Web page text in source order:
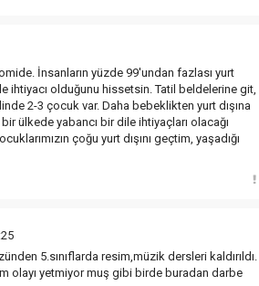
İnsanların yüzde 99'undan fazlası yurt
ihtiyacı olduğunu hissetsin. Tatil beldelerine git,
2-3 çocuk var. Daha bebeklikten yurt dışına
ülkede yabancı bir dile ihtiyaçları olacağı
çoğu yurt dışını geçtim, yaşadığı
5.sınıflarda resim,müzik dersleri kaldırıldı.
olayı yetmiyor muş gibi birde buradan darbe